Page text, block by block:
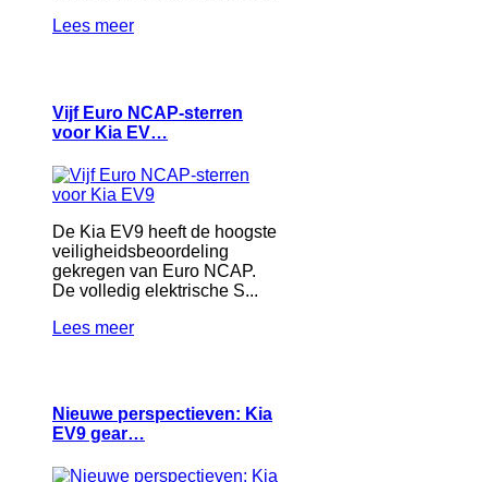
Lees meer
Vijf Euro NCAP-sterren
voor Kia EV…
De Kia EV9 heeft de hoogste
veiligheidsbeoordeling
gekregen van Euro NCAP.
De volledig elektrische S...
Lees meer
Nieuwe perspectieven: Kia
EV9 gear…